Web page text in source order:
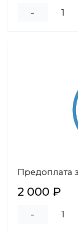
-
Предоплата
2 000 ₽
-